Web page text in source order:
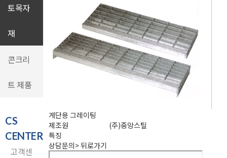
토목자
재
콘크리
트 제품
CS
CENTER
고객센
계단용 그레이팅
제조원
(주)중앙스틸
특징
상담문의>뒤로가기